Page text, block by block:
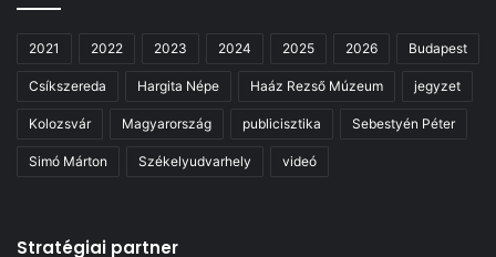
2021 2022 2023 2024 2025 2026 Budapest
Csíkszereda Hargita Népe Haáz Rezső Múzeum jegyzet
Kolozsvár Magyarország publicisztika Sebestyén Péter
Simó Márton Székelyudvarhely videó
Stratégiai partner